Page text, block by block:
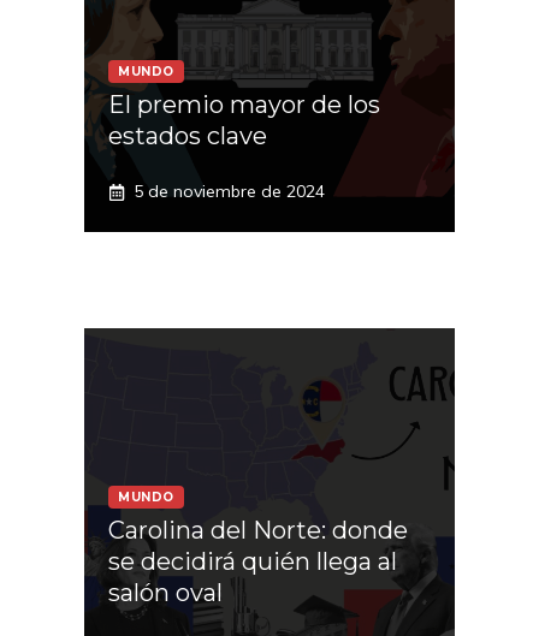
MUNDO
El premio mayor de los
estados clave
5 de noviembre de 2024
MUNDO
Carolina del Norte: donde
se decidirá quién llega al
salón oval